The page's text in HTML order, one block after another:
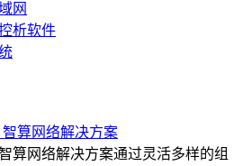
网
析软件
智算网络解决方案
算网络解决方案通过灵活多样的组